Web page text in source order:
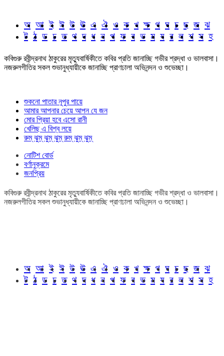
অ আ ই ঈ উ ঊ এ ঐ ও ক খ ক্ষ গ ঘ চ ছ জ ঝ
ট ঠ ড ঢ ত থ দ ধ ন প ফ ব ভ ম য র ল শ স হ
কবিগুরু রবীন্দ্রনাথ ঠাকুরের মৃত্যুবার্ষিকীতে কবির প্রতি জানাচ্ছি গভীর শ্রদ্ধা ও ভালবাসা।
নজরুলগীতির সকল শুভানুধ্যায়ীকে জানাচ্ছি প্রাণঢালা অভিনন্দন ও শুভেচ্ছা।
শুকনো পাতার নূপুর পায়ে
আমার আপনার চেয়ে আপন যে জন
মোর প্রিয়া হবে এসো রানী
খেলিছ এ বিশ্ব লয়ে
রুম্ ঝুম্ ঝুম্ ঝুম্ রুম্ ঝুম্ ঝুম্
নোটিশ বোর্ড
বর্ণানুক্রমে
জনপ্রিয়
কবিগুরু রবীন্দ্রনাথ ঠাকুরের মৃত্যুবার্ষিকীতে কবির প্রতি জানাচ্ছি গভীর শ্রদ্ধা ও ভালবাসা।
নজরুলগীতির সকল শুভানুধ্যায়ীকে জানাচ্ছি প্রাণঢালা অভিনন্দন ও শুভেচ্ছা।
অ আ ই ঈ উ ঊ এ ঐ ও ক খ ক্ষ গ ঘ চ ছ জ ঝ
ট ঠ ড ঢ ত থ দ ধ ন প ফ ব ভ ম য র ল শ স হ